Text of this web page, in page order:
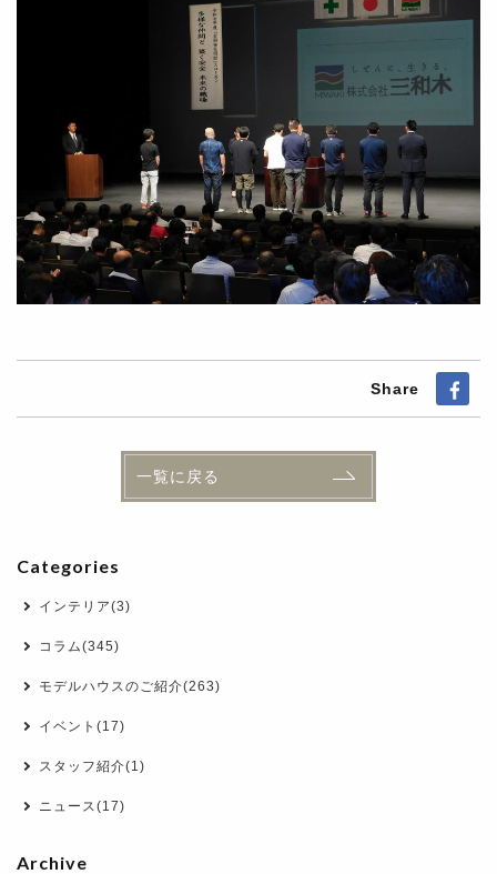
Share
一覧に戻る
Categories
インテリア(3)
コラム(345)
モデルハウスのご紹介(263)
イベント(17)
スタッフ紹介(1)
ニュース(17)
Archive